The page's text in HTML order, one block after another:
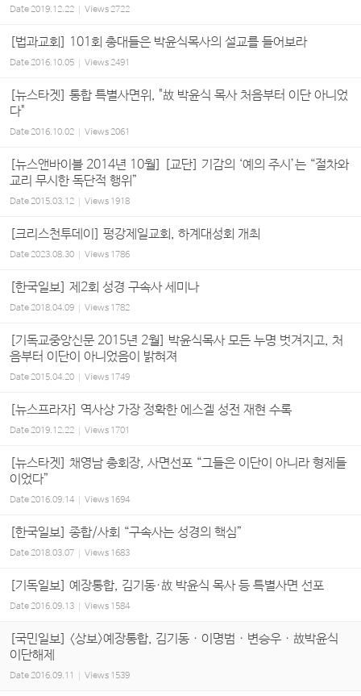
Date2019.12.22 Views2722
[법과교회] 101회 총대들은 박윤식목사의 설교를 들어보라
Date2016.10.05 Views2491
[뉴스타겟] 통합 특별사면위, "故 박윤식 목사 처음부터 이단 아니었
다"
Date2016.10.02 Views2061
[뉴스앤바이블 2014년 10월] [교단] 기감의 ‘예의 주시’는 “절차와
교리 무시한 독단적 행위”
Date2015.03.12 Views 1918
[크리스천투데이] 펑강제일교회, 하계대성회 개최
Date2023.08.30 Views 1786
[한국일보] 제2회 성경 구속사 세미나
Date2018.04.09 Views 1782
[기독교중앙신문 2015년 2월] 박윤식목사 모든 누명 벗겨지고, 처
음부터 이단이 아니었음이 밝혀져
Date2015.04.20 Views 1749
[뉴스프라자] 역사상 가장 정확한 에스겔 성전 재현 수록
Date2019.12.22 Views 1701
[뉴스타겟] 채영남 총회장, 사면선포 “그들은 이단이 아니라 형제들
이었다”
Date2016.09.14 Views 1694
[한국일보] 종합/사회 “구속사는 성경의 핵심”
Date2018.03.07 Views 1683
[기독일보] 예장통합, 김기동·故 박윤식 목사 등 특별사면 선포
Date2016.09.13 Views 1584
[국민일보] <상보>예장통합, 김기동 · 이명범 · 변승우 · 故박윤식
이단해제
Date 2016.09.11 Views 1539